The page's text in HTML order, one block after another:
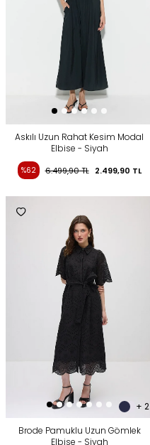
Askılı Uzun Rahat Kesim Modal
Elbise - Siyah
%62 6.499,90TL 2.499,90 TL
+ 2
Brode Pamuklu Uzun Gömlek
Elbise - Siyah